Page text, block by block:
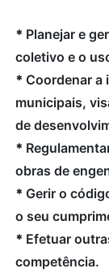
* Planejar e
coletivo e o
* Coordenar a
municipais,
de
*
obras de
* Gerir o
o seu
* Efetuar
competência.